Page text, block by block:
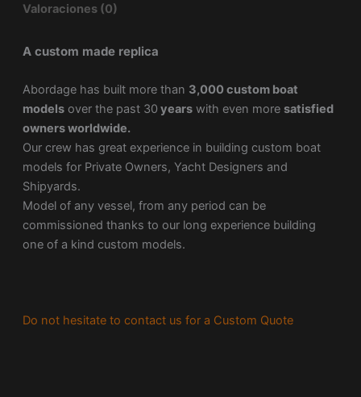
Valoraciones (0)
A custom made replica
Abordage has built more than 3,000 custom boat
modelsover the past 30 yearswith even more satisfied
owners worldwide.
Our crew has great experience in building custom boat
models for Private Owners, Yacht Designers and
Shipyards.
Model of any vessel, from any period can be
commissioned thanks to our long experience building
one of a kind custom models.
Do not hesitate to contact us for a Custom Quote